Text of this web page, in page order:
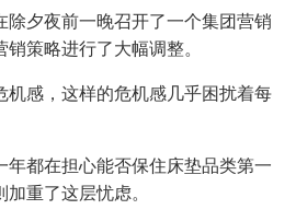
夕夜前一晚召开了一个集团营销
策略进行了大幅调整。
机感，这样的危机感几乎困扰着每
年都在担心能否保住床垫品类第一
重了这层忧虑。